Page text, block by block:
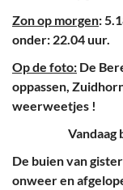
Zon op morgen:
onder: 22.04 uur.
Op de foto: De
oppassen,
weerweetjes !
Vandaag
De buien van
onweer en